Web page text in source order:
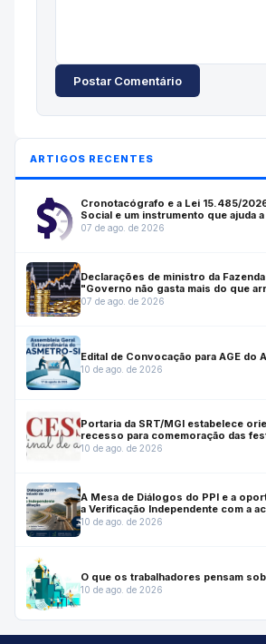
Postar Comentário
ARTIGOS RECENTES
Cronotacógrafo e a Lei 15.485/
Social e um instrumento que ajuda
07 de ago. de 2026
Declarações de ministro da
"Governo não gasta mais do que
07 de ago. de 2026
Edital de Convocação para AGE do
10 de ago. de 2026
Portaria da SRT/MGI estabelece
recesso para comemoração das
novo.
10 de ago. de 2026
A Mesa de Diálogos do PPI e a
a Verificação Independente com a
10 de ago. de 2026
O que os trabalhadores pensam
10 de ago. de 2026